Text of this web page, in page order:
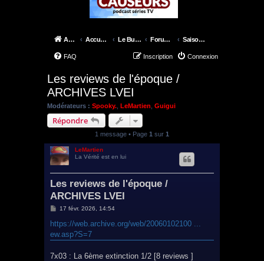
Accueil Accueil du forum Le Bureau des X-Files Forum épisodes Saison 7
FAQ Connexion
Inscription
Les reviews de l'époque /
ARCHIVES LVEI
Modérateurs : Spooky. LeMartien Guigui
Répondre
1 message • Page 1 sur 1
LeMartien
La Vérité est en lui
Les reviews de l'époque /
ARCHIVES LVEI
M
s
s
a
17 févr. 2026, 14:54
https://web.archive.org/web/20060102100 ...
ew.asp?S=7
7x03 : La 6ème extinction 1/2 [8 reviews ]